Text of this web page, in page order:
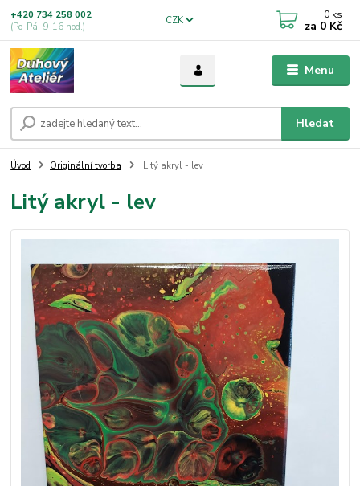
Menu
CZK
Hledat
+420 734 258 002
(Po-Pá, 9-16 hod.)
0 ks
za 0 Kč
Úvod Originální tvorba Litý akryl - lev
Litý akryl - lev